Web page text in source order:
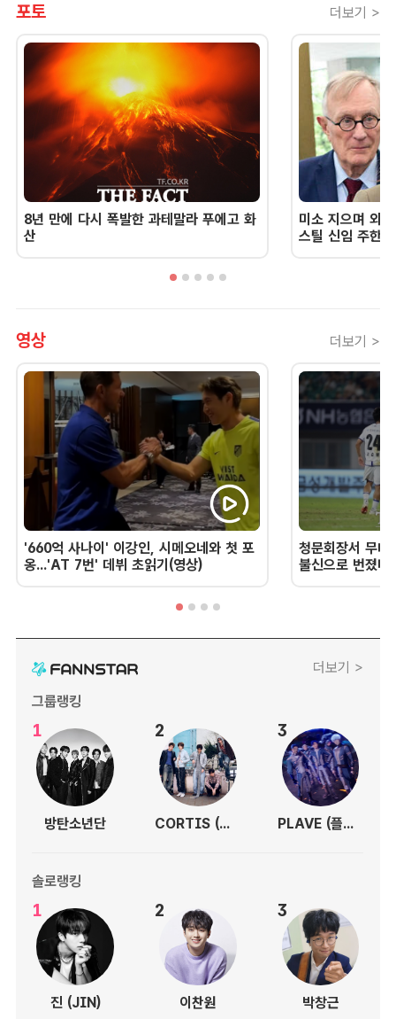
포토 더보기 >
8년 만에 다시 폭발한 과테말라 푸에고 화
산
미소 지으며 외
스틸 신임 주한
영상 더보기 >
'660억 사나이' 이강인, 시메오네와 첫 포
옹...'AT 7번' 데뷔 초읽기(영상)
청문회장서 무너
불신으로 번졌
더보기 >
그룹랭킹
1
방탄소년단
2
CORTIS (코르티스)
3
PLAVE (플레이브)
솔로랭킹
1
진 (JIN)
2
이찬원
3
박창근